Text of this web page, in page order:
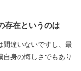
存在というのは
間違いないですし、最
身の悔しさでもあり